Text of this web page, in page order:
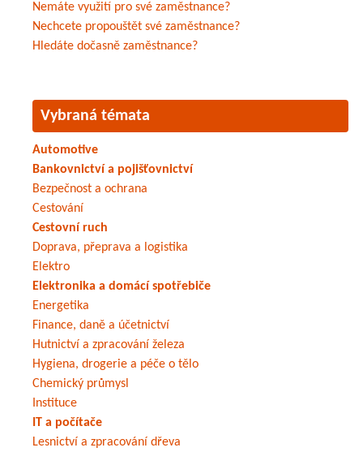
Nemáte využití pro své zaměstnance?
Nechcete propouštět své zaměstnance?
Hledáte dočasně zaměstnance?
Vybraná témata
Automotive
Bankovnictví a pojišťovnictví
Bezpečnost a ochrana
Cestování
Cestovní ruch
Doprava, přeprava a logistika
Elektro
Elektronika a domácí spotřebiče
Energetika
Finance, daně a účetnictví
Hutnictví a zpracování železa
Hygiena, drogerie a péče o tělo
Chemický průmysl
Instituce
IT a počítače
Lesnictví a zpracování dřeva